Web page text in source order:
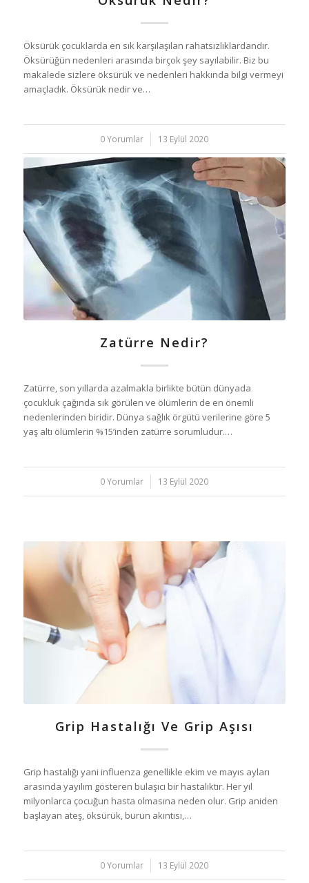
Öksürük çocuklarda en sık karşılaşılan rahatsızlıklardandır.
Öksürüğün nedenleri arasında birçok şey sayılabilir. Biz bu
makalede sizlere öksürük ve nedenleri hakkında bilgi vermeyi
amaçladık. Öksürük nedir ve…
0 Yorumlar
/ 13 Eylül 2020
Zatürre Nedir?
Zatürre, son yıllarda azalmakla birlikte bütün dünyada
çocukluk çağında sık görülen ve ölümlerin de en önemli
nedenlerinden biridir. Dünya sağlık örgütü verilerine göre 5
yaş altı ölümlerin %15’inden zatürre sorumludur.…
0 Yorumlar
/ 13 Eylül 2020
Grip Hastalığı Ve Grip Aşısı
Grip hastalığı yani influenza genellikle ekim ve mayıs ayları
arasında yayılım gösteren bulaşıcı bir hastalıktır. Her yıl
milyonlarca çocuğun hasta olmasına neden olur. Grip aniden
başlayan ateş, öksürük, burun akıntısı,…
0 Yorumlar
/ 13 Eylül 2020